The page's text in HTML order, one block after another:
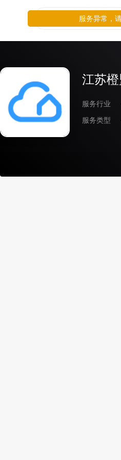
江苏
服务行业
服务类型
服务异常，